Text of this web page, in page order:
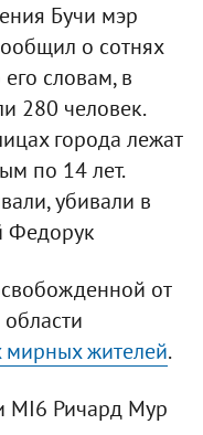
Бучи мэр
о сотнях
словам, в
280 человек.
города лежат
по 14 лет.
убивали в
Федорук
от
мирных жителей.
MI6 Ричард Мур